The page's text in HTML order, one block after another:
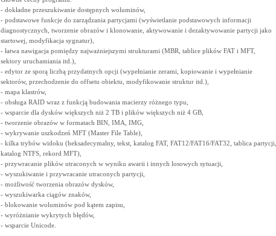
- dokładne przeszukiwanie dostępnych woluminów,
- podstawowe funkcje do zarządzania partycjami (wyświetlanie podstawowych informacji
diagnostycznych, tworzenie obrazów i klonowanie, aktywowanie i dezaktywowanie partycji jako
startowej, modyfikacja sygnatur),
- łatwa nawigacja pomiędzy najważniejszymi strukturami (MBR, tablice plików FAT i MFT,
sektory uruchamiania itd.),
- edytor ze sporą liczbą przydatnych opcji (wypełnianie zerami, kopiowanie i wypełnianie
sektorów, przechodzenie do offsetu obiektu, modyfikowanie struktur itd.),
- mapa klastrów,
- obsługa RAID wraz z funkcją budowania macierzy różnego typu,
- wsparcie dla dysków większych niż 2 TB i plików większych niż 4 GB,
- tworzenie obrazów w formatach BIN, IMA, IMG,
- wykrywanie uszkodzeń MFT (Master File Table),
- kilka trybów widoku (heksadecymalny, tekst, katalog FAT, FAT12/FAT16/FAT32, tablica partycji,
katalog NTFS, rekord MFT),
- przywracanie plików utraconych w wyniku awarii i innych losowych sytuacji,
- wyszukiwanie i przywracanie utraconych partycji,
- możliwość tworzenia obrazów dysków,
- wyszukiwarka ciągów znaków,
- blokowanie woluminów pod kątem zapisu,
- wyróżnianie wykrytych błędów,
- wsparcie Unicode.